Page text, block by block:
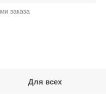
заказа
Для всех